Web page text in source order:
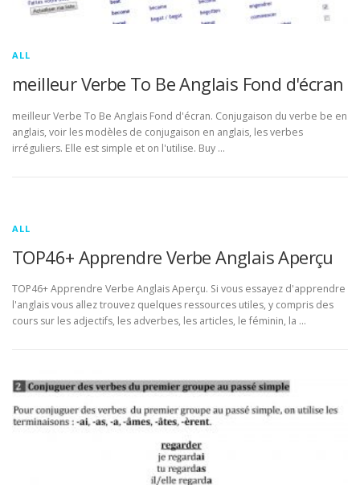
ALL
meilleur Verbe To Be Anglais Fond d'écran
meilleur Verbe To Be Anglais Fond d'écran. Conjugaison du verbe be en
anglais, voir les modèles de conjugaison en anglais, les verbes
irréguliers. Elle est simple et on l'utilise. Buy …
ALL
TOP46+ Apprendre Verbe Anglais Aperçu
TOP46+ Apprendre Verbe Anglais Aperçu. Si vous essayez d'apprendre
l'anglais vous allez trouvez quelques ressources utiles, y compris des
cours sur les adjectifs, les adverbes, les articles, le féminin, la …